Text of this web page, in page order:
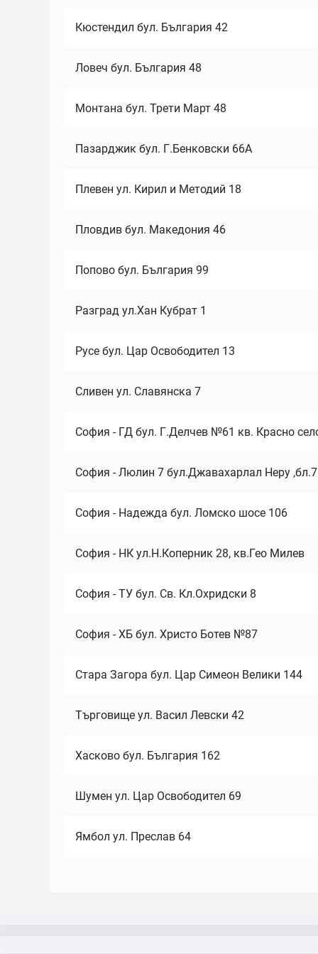
Кюстендил бул. България 42
Ловеч бул. България 48
Монтана бул. Трети Март 48
Пазарджик бул. Г.Бенковски 66А
Плевен ул. Кирил и Методий 18
Пловдив бул. Македония 46
Попово бул. България 99
Разград ул.Хан Кубрат 1
Русе бул. Цар Освободител 13
Сливен ул. Славянска 7
София - ГД бул. Г.Делчев №61 кв. Красно
София - Люлин 7 бул.Джавахарлал Неру
София - Надежда бул. Ломско шосе 106
София - НК ул.Н.Коперник 28, кв.Гео Милев
София - ТУ бул. Св. Кл.Охридски 8
София - ХБ бул. Христо Ботев №87
Стара Загора бул. Цар Симеон Велики 144
Търговище ул. Васил Левски 42
Хасково бул. България 162
Шумен ул. Цар Освободител 69
Ямбол ул. Преслав 64